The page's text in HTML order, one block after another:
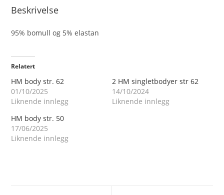
Beskrivelse
95% bomull og 5% elastan
Relatert
HM body str. 62
01/10/2025
Liknende innlegg
2 HM singletbodyer str 62
14/10/2024
Liknende innlegg
HM body str. 50
17/06/2025
Liknende innlegg